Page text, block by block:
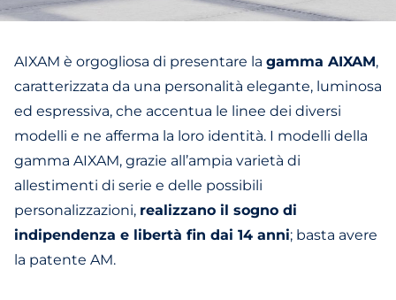
AIXAM è orgogliosa di presentare la gamma AIXAM,
caratterizzata da una personalità elegante, luminosa
ed espressiva, che accentua le linee dei diversi
modelli e ne afferma la loro identità. I modelli della
gamma AIXAM, grazie all’ampia varietà di
allestimenti di serie e delle possibili
personalizzazioni, realizzano il sogno di
indipendenza e libertà fin dai 14 anni; basta avere
la patente AM.